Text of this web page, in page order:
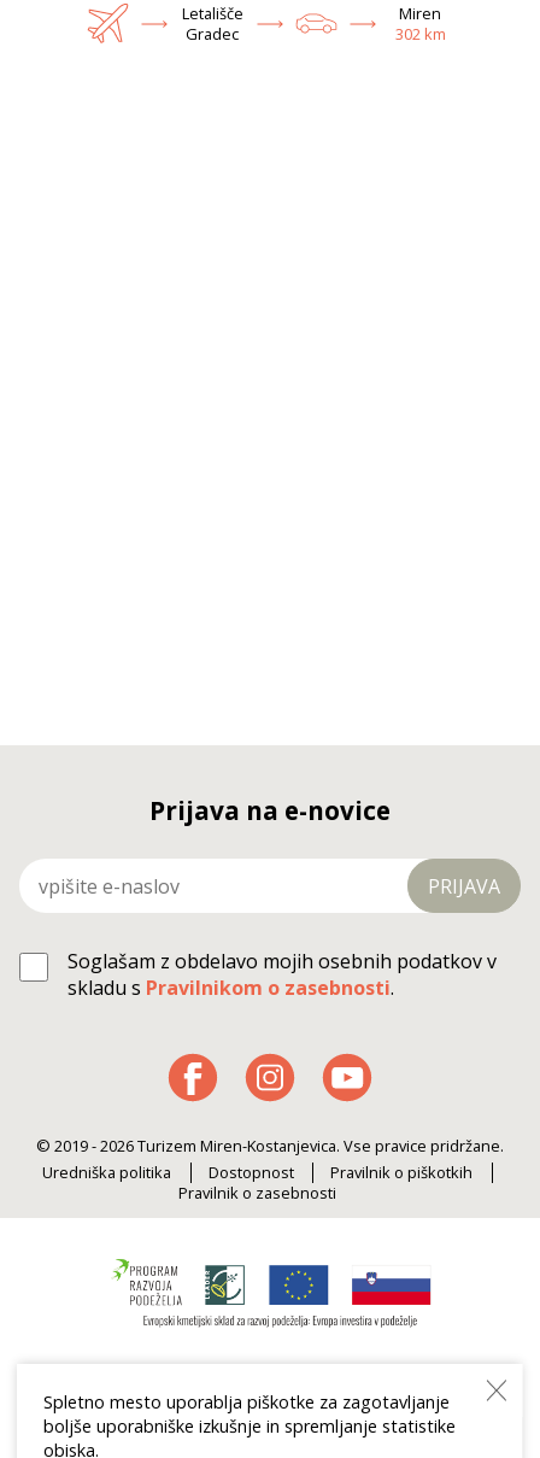
Letališče
Gradec
Miren
302 km
Prijava na e-novice
PRIJAVA
Soglašam z obdelavo mojih osebnih podatkov v
skladu s Pravilnikom o zasebnosti.
© 2019 - 2026 Turizem Miren-Kostanjevica. Vse pravice pridržane.
Uredniška politika
Dostopnost
Pravilnik o piškotkih
Pravilnik o zasebnosti
Spletno mesto uporablja piškotke za zagotavljanje
boljše uporabniške izkušnje in spremljanje statistike
obiska.